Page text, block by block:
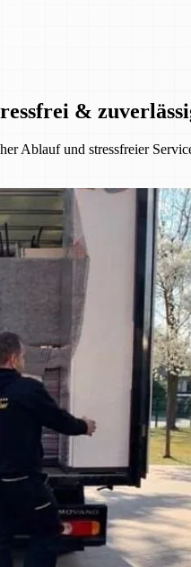
&
Ablauf und stressfreier